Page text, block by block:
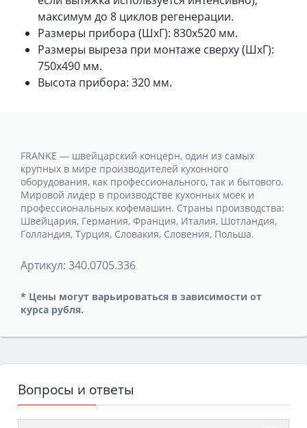
максимум до 8 циклов регенерации.
Размеры прибора (ШхГ): 830х520 мм.
Размеры выреза при монтаже сверху (ШхГ):
750х490 мм.
Высота прибора: 320 мм.
FRANKE — швейцарский концерн, один из самых
крупных в мире производителей кухонного
оборудования, как профессионального, так и бытового.
Мировой лидер в производстве кухонных моек и
профессиональных кофемашин. Страны производства:
Швейцария, Германия, Франция, Италия, Шотландия,
Голландия, Турция, Словакия, Словения, Польша.
Артикул: 340.0705.336
* Цены могут варьироваться в зависимости от
курса рубля.
Вопросы и ответы